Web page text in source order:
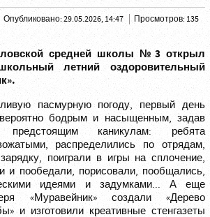
Опубликовано: 29.05.2026, 14:47 Просмотров: 135
средней школы №3 открыл
летний оздоровительный
пасмурную погоду, первый день
бодрым и насыщенным, задав
каникулам: ребята
распределились по отрядам,
поиграли в игры на сплочение,
и пообедали, порисовали, пообщались,
идеями и задумками... А еще
«Муравейник» создали «Дерево
и изготовили креативные стенгазеты